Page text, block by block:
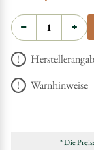
− +
Warnhinweise
* Die